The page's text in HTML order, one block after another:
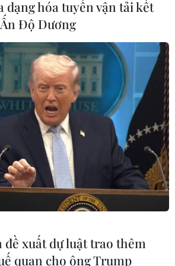
- thanh âm giòn
nước
Hòa tôn vinh
giá trị di sản
Việt Nam đến với
dạng hóa tuyến vận tải kết
Độ Dương
đề xuất dự luật trao thêm
quan cho ông Trump